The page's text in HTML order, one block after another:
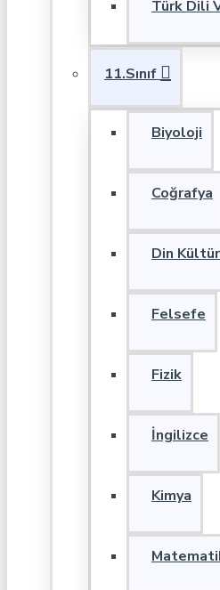
Türk Dili
11.Sınıf
Biyoloji
Coğrafya
Din
Felsefe
Fizik
İngilizce
Kimya